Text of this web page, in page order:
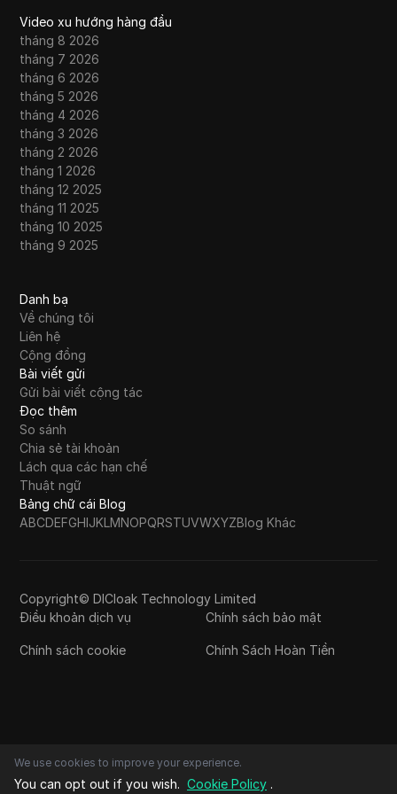
Video xu hướng hàng đầu
tháng 8 2026
tháng 7 2026
tháng 6 2026
tháng 5 2026
tháng 4 2026
tháng 3 2026
tháng 2 2026
tháng 1 2026
tháng 12 2025
tháng 11 2025
tháng 10 2025
tháng 9 2025
Danh bạ
Về chúng tôi
Liên hệ
Cộng đồng
Bài viết gửi
Gửi bài viết cộng tác
Đọc thêm
So sánh
Chia sẻ tài khoản
Lách qua các hạn chế
Thuật ngữ
Bảng chữ cái Blog
ABCDEFGHIJKLMNOPQRSTUVWXYZBlog Khác
Copyright© DICloak Technology Limited
Điều khoản dịch vụ
Chính sách bảo mật
Chính sách cookie Chính Sách Hoàn Tiền
We use cookies to improve your experience.
You can opt out if you wish. Cookie Policy .